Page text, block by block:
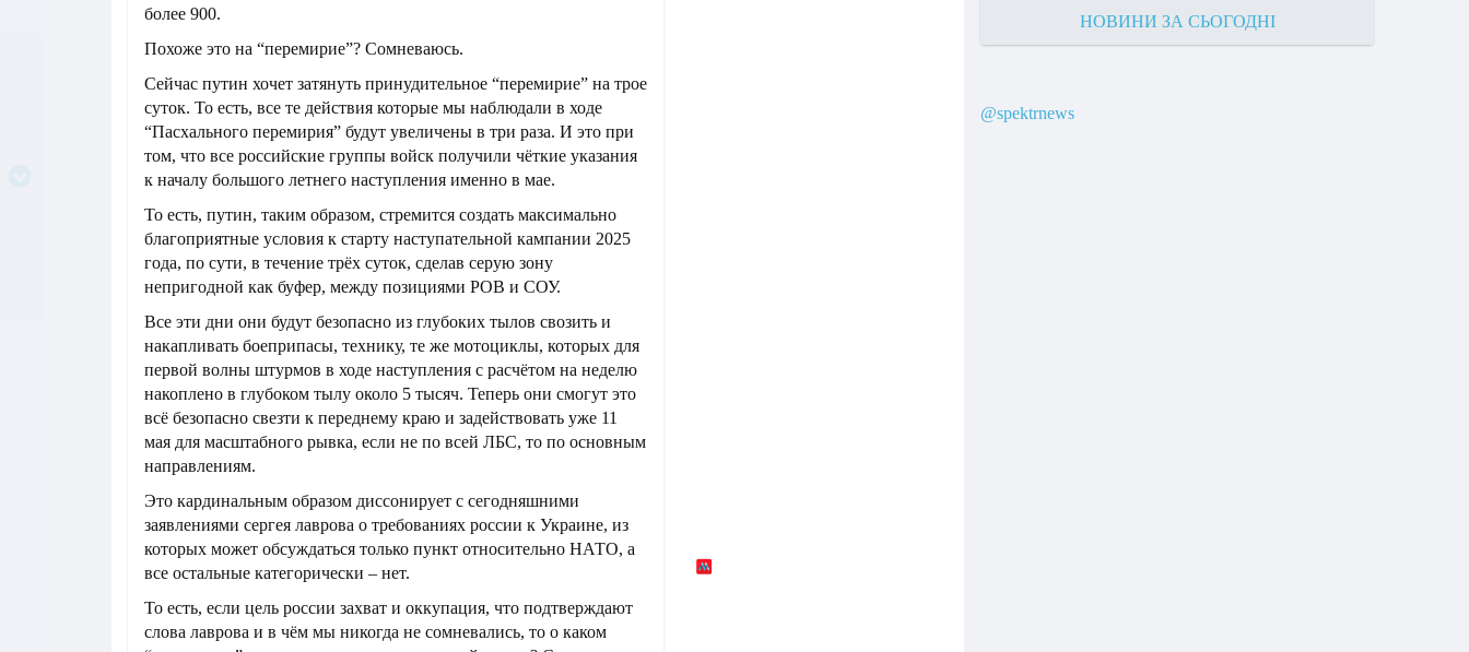
более 900.
Похоже это на “перемирие”? Сомневаюсь.
Сейчас путин хочет затянуть принудительное “перемирие” на трое
суток. То есть, все те действия которые мы наблюдали в ходе
“Пасхального перемирия” будут увеличены в три раза. И это при
том, что все российские группы войск получили чёткие указания
к началу большого летнего наступления именно в мае.
То есть, путин, таким образом, стремится создать максимально
благоприятные условия к старту наступательной кампании 2025
года, по сути, в течение трёх суток, сделав серую зону
непригодной как буфер, между позициями РОВ и СОУ.
Все эти дни они будут безопасно из глубоких тылов свозить и
накапливать боеприпасы, технику, те же мотоциклы, которых для
первой волны штурмов в ходе наступления с расчётом на неделю
накоплено в глубоком тылу около 5 тысяч. Теперь они смогут это
всё безопасно свезти к переднему краю и задействовать уже 11
мая для масштабного рывка, если не по всей ЛБС, то по основным
направлениям.
Это кардинальным образом диссонирует с сегодняшними
заявлениями сергея лаврова о требованиях россии к Украине, из
которых может обсуждаться только пункт относительно НАТО, а
все остальные категорически – нет.
То есть, если цель россии захват и оккупация, что подтверждают
слова лаврова и в чём мы никогда не сомневались, то о каком
НОВИНИ ЗА СЬОГОДНІ
@spektrnews